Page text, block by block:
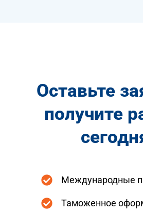
Оставьте
получите
Международные
Таможенное